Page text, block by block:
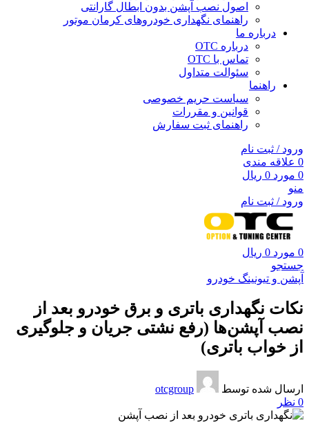
اصول نصب آپشن بدون ابطال گارانتی
راهنمای نگهداری خودروهای کرمان موتور
درباره ما
درباره OTC
تماس با OTC
سئوالت متداول
راهنما
سیاست حریم خصوصی
قوانین و مقررات
راهنمای ثبت سفارش
ورود / ثبت نام
0 علاقه مندی
0 مورد 0 ریال
منو
ورود / ثبت نام
0 مورد 0 ریال
جستجو
آپشن و تیونینگ خودرو
نکات نگهداری باتری و برق خودرو بعد از
نصب آپشن‌ها (رفع نشتی جریان و جلوگیری
از خواب باتری)
ارسال شده توسط
otcgroup
0 نظر